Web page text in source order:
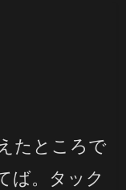
たところで
ば。タック